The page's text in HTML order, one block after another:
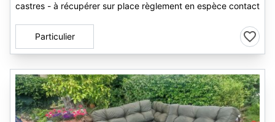
castres - à récupérer sur place règlement en espèce contact
Particulier